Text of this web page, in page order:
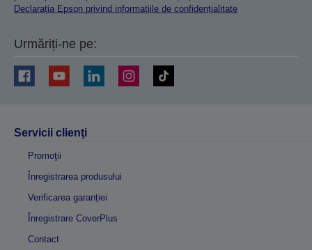
Declarația Epson privind informațiile de confidențialitate
Urmăriți-ne pe:
Servicii clienţi
Promoţii
Înregistrarea produsului
Verificarea garanției
Înregistrare CoverPlus
Contact